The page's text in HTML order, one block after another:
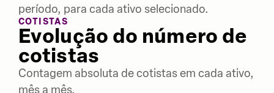
período, para cada ativo selecionado.
COTISTAS
Evolução do número de
cotistas
Contagem absoluta de cotistas em cada ativo,
mês a mês.